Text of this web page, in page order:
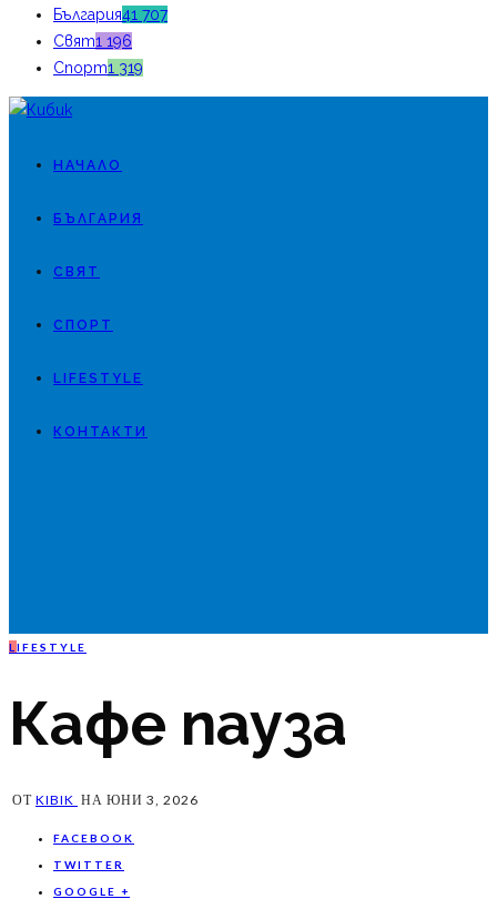
България41 707
Свят1 196
Спорт1 319
НАЧАЛО
БЪЛГАРИЯ
СВЯТ
СПОРТ
LIFESTYLE
КОНТАКТИ
L IFESTYLE
Кафе пауза
ОТ KIBIK НА ЮНИ 3, 2026
FACEBOOK
TWITTER
GOOGLE +